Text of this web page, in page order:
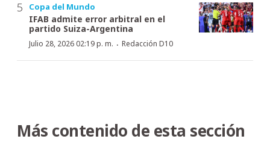
Copa del Mundo
IFAB admite error arbitral en el
partido Suiza-Argentina
Julio 28, 2026 02:19 p. m. · Redacción D10
Más contenido de esta sección